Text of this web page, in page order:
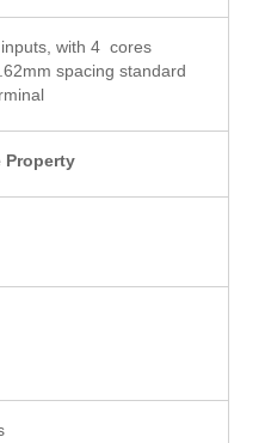
with 4 cores
spacing standard
Property